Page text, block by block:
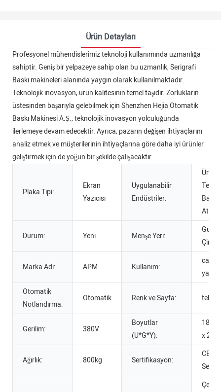
Ürün Detayları
Profesyonel mühendislerimiz teknoloji kullanımında uzmanlığa
sahiptir. Geniş bir yelpazeye sahip olan bu uzmanlık, Serigrafi
Baskı makineleri alanında yaygın olarak kullanılmaktadır.
Teknolojik inovasyon, ürün kalitesinin temel taşıdır. Zorlukların
üstesinden başarıyla gelebilmek için Shenzhen Hejia Otomatik
Baskı Makinesi A.Ş., teknolojik inovasyon yolculuğunda
ilerlemeye devam edecektir. Ayrıca, pazarın değişen ihtiyaçlarını
analiz etmek ve müşterilerinin ihtiyaçlarına göre daha iyi ürünler
geliştirmek için de yoğun bir şekilde çalışacaktır.
Plaka Tipi:
Ekran
Yazıcısı
Uygulanabilir
Endüstriler:
Baskı
Durum: Yeni Menşe Yeri:
Çin
Marka Adı: APM Kullanım:
cam
Otomatik
Notlandırma:
Otomatik Renk ve Sayfa: tek
Gerilim: 380V
Boyutlar
(U*G*Y):
1800
x
Ağırlık: 800kg Sertifikasyon:
CE